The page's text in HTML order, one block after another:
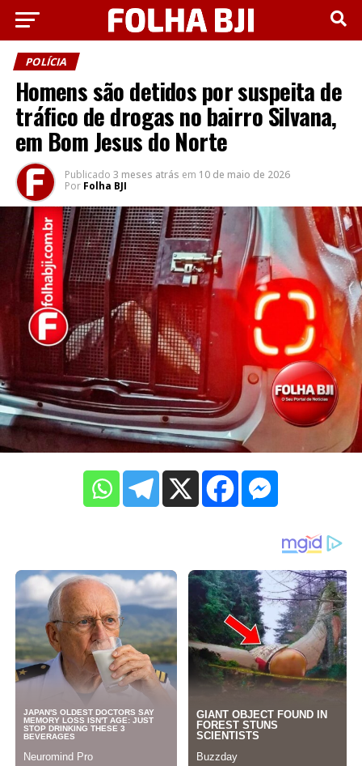
POLÍCIA
Homens são detidos por suspeita de
tráfico de drogas no bairro Silvana,
em Bom Jesus do Norte
Publicado 3 meses atrás em 10 de maio de 2026
Por Folha BJI